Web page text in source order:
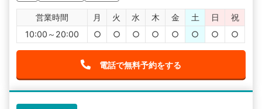
営業時間 月 火 水 木 金 土 日
祝
10:00～20:00
○ ○ ○ ○ ○ ○ ○ ○
電話で無料予約をする